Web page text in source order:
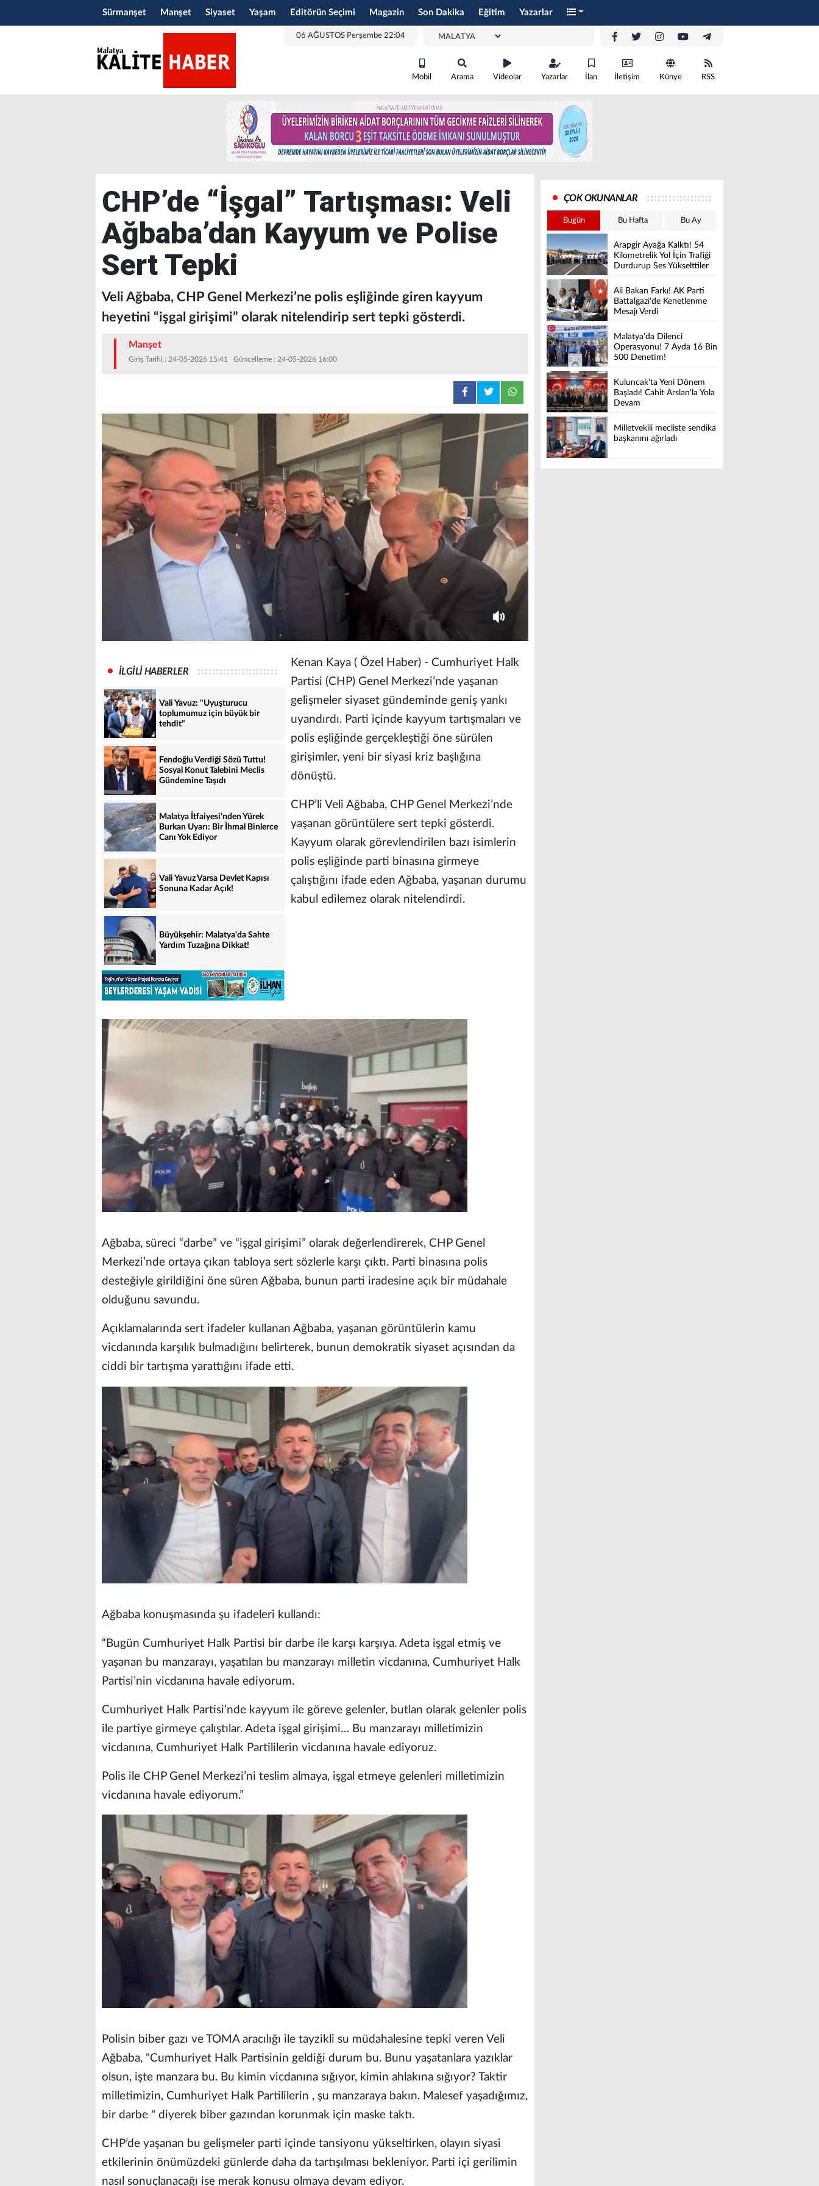
Sürmanşet Manşet Siyaset Yaşam Editörün Seçimi Magazin Son Dakika Eğitim Yazarlar
06 AĞUSTOS Perşembe 22:04
Mobil Arama Videolar Yazarlar İlan İletişim Künye RSS
CHP’de “İşgal” Tartışması: Veli
Ağbaba’dan Kayyum ve Polise
Sert Tepki
Veli Ağbaba, CHP Genel Merkezi’ne polis eşliğinde giren kayyum
heyetini “işgal girişimi” olarak nitelendirip sert tepki gösterdi.
Manşet
Giriş Tarihi : 24-05-2026 15:41 Güncelleme : 24-05-2026 16:00
İLGİLİ HABERLER
Vali Yavuz: "Uyuşturucu
toplumumuz için büyük bir
tehdit"
Fendoğlu Verdiği Sözü Tuttu!
Sosyal Konut Talebini Meclis
Gündemine Taşıdı
Malatya İtfaiyesi'nden Yürek
Burkan Uyarı: Bir İhmal Binlerce
Canı Yok Ediyor
Vali Yavuz Varsa Devlet Kapısı
Sonuna Kadar Açık!
Büyükşehir: Malatya'da Sahte
Yardım Tuzağına Dikkat!
Kenan Kaya ( Özel Haber) - Cumhuriyet Halk
Partisi (CHP) Genel Merkezi’nde yaşanan
gelişmeler siyaset gündeminde geniş yankı
uyandırdı. Parti içinde kayyum tartışmaları ve
polis eşliğinde gerçekleştiği öne sürülen
girişimler, yeni bir siyasi kriz başlığına
dönüştü.
CHP’li Veli Ağbaba, CHP Genel Merkezi’nde
yaşanan görüntülere sert tepki gösterdi.
Kayyum olarak görevlendirilen bazı isimlerin
polis eşliğinde parti binasına girmeye
çalıştığını ifade eden Ağbaba, yaşanan durumu
kabul edilemez olarak nitelendirdi.
Ağbaba, süreci “darbe” ve “işgal girişimi” olarak değerlendirerek, CHP Genel
Merkezi’nde ortaya çıkan tabloya sert sözlerle karşı çıktı. Parti binasına polis
desteğiyle girildiğini öne süren Ağbaba, bunun parti iradesine açık bir müdahale
olduğunu savundu.
Açıklamalarında sert ifadeler kullanan Ağbaba, yaşanan görüntülerin kamu
vicdanında karşılık bulmadığını belirterek, bunun demokratik siyaset açısından da
ciddi bir tartışma yarattığını ifade etti.
Ağbaba konuşmasında şu ifadeleri kullandı:
“Bugün Cumhuriyet Halk Partisi bir darbe ile karşı karşıya. Adeta işgal etmiş ve
yaşanan bu manzarayı, yaşatılan bu manzarayı milletin vicdanına, Cumhuriyet Halk
Partisi’nin vicdanına havale ediyorum.
Cumhuriyet Halk Partisi’nde kayyum ile göreve gelenler, butlan olarak gelenler polis
ile partiye girmeye çalıştılar. Adeta işgal girişimi… Bu manzarayı milletimizin
vicdanına, Cumhuriyet Halk Partililerin vicdanına havale ediyoruz.
Polis ile CHP Genel Merkezi’ni teslim almaya, işgal etmeye gelenleri milletimizin
vicdanına havale ediyorum.”
Polisin biber gazı ve TOMA aracılığı ile tayzikli su müdahalesine tepki veren Veli
Ağbaba, "Cumhuriyet Halk Partisinin geldiği durum bu. Bunu yaşatanlara yazıklar
olsun, işte manzara bu. Bu kimin vicdanına sığıyor, kimin ahlakına sığıyor? Taktir
milletimizin, Cumhuriyet Halk Partililerin , şu manzaraya bakın. Malesef yaşadığımız,
bir darbe " diyerek biber gazından korunmak için maske taktı.
CHP’de yaşanan bu gelişmeler parti içinde tansiyonu yükseltirken, olayın siyasi
etkilerinin önümüzdeki günlerde daha da tartışılması bekleniyor. Parti içi gerilimin
nasıl sonuçlanacağı ise merak konusu olmaya devam ediyor.
ÇOK OKUNANLAR
Bugün Bu Hafta Bu Ay
Arapgir Ayağa Kalktı! 54
Kilometrelik Yol İçin Trafiği
Durdurup Ses Yükselttiler
Ali Bakan Farkı! AK Parti
Battalgazi'de Kenetlenme
Mesajı Verdi
Malatya'da Dilenci
Operasyonu! 7 Ayda 16 Bin
500 Denetim!
Kuluncak'ta Yeni Dönem
Başladı! Cahit Arslan'la Yola
Devam
Milletvekili mecliste sendika
başkanını ağırladı